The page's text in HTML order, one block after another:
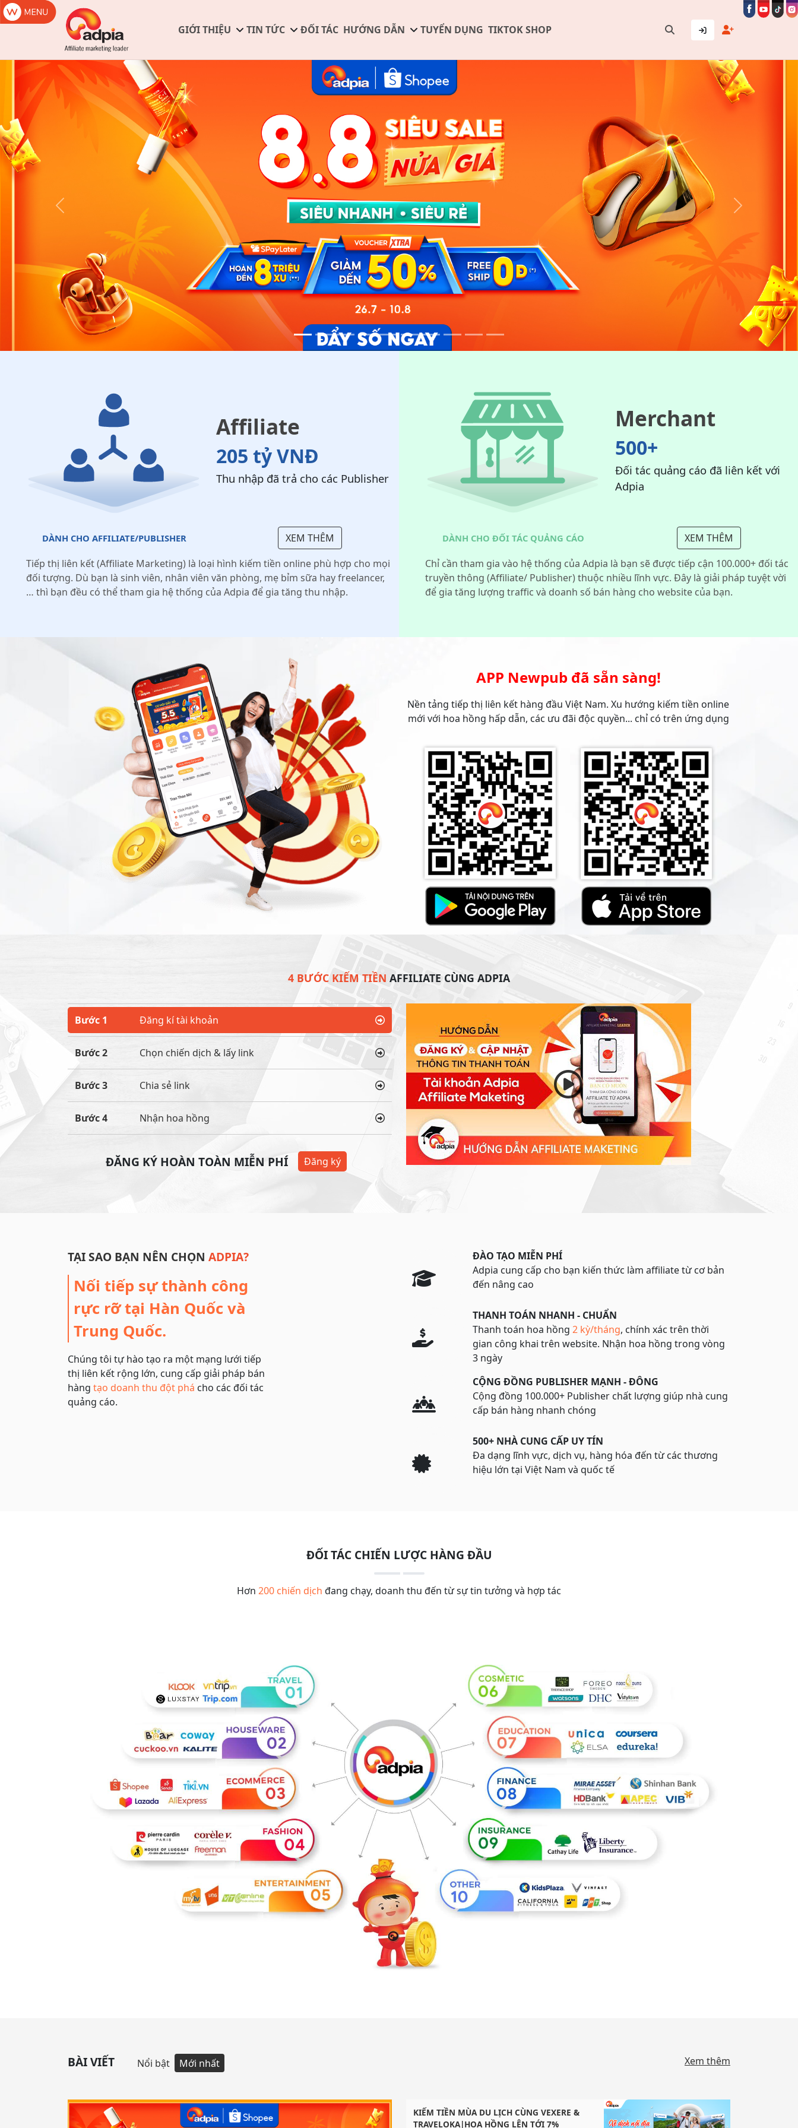
GIỚI THIỆU TIN TỨC ĐỐI TÁC HƯỚNG DẪN TUYỂN DỤNG TIKTOK SHOP
Previous Next
Affiliate
205 tỷ VNĐ
Thu nhập đã trả cho các Publisher
DÀNH CHO AFFILIATE/PUBLISHER
XEM THÊM
Tiếp thị liên kết (Affiliate Marketing) là loại hình kiếm tiền online phù hợp cho mọi
đối tượng. Dù bạn là sinh viên, nhân viên văn phòng, mẹ bỉm sữa hay freelancer,
… thì bạn đều có thể tham gia hệ thống của Adpia để gia tăng thu nhập.
Merchant
500+
Đối tác quảng cáo đã liên kết với
Adpia
DÀNH CHO ĐỐI TÁC QUẢNG CÁO
XEM THÊM
Chỉ cần tham gia vào hệ thống của Adpia là bạn sẽ được tiếp cận 100.000+ đối tác
truyền thông (Affiliate/ Publisher) thuộc nhiều lĩnh vực. Đây là giải pháp tuyệt vời
để gia tăng lượng traffic và doanh số bán hàng cho website của bạn.
APP Newpub đã sẵn sàng!
Nền tảng tiếp thị liên kết hàng đầu Việt Nam. Xu hướng kiếm tiền online
mới với hoa hồng hấp dẫn, các ưu đãi độc quyền... chỉ có trên ứng dụng
4 BƯỚC KIẾM TIỀN AFFILIATE CÙNG ADPIA
Bước 1 Đăng kí tài khoản
Bước 2 Chọn chiến dịch & lấy link
Bước 3 Chia sẻ link
Bước 4 Nhận hoa hồng
ĐĂNG KÝ HOÀN TOÀN MIỄN PHÍ Đăng ký
TẠI SAO BẠN NÊN CHỌN ADPIA?
Nối tiếp sự thành công
rực rỡ tại Hàn Quốc và
Trung Quốc.
Chúng tôi tự hào tạo ra một mạng lưới tiếp
thị liên kết rộng lớn, cung cấp giải pháp bán
hàng tạo doanh thu đột phá cho các đối tác
quảng cáo.
ĐÀO TẠO MIỄN PHÍ
Adpia cung cấp cho bạn kiến thức làm affiliate từ cơ bản
đến nâng cao
THANH TOÁN NHANH - CHUẨN
Thanh toán hoa hồng 2 kỳ/tháng, chính xác trên thời
gian công khai trên website. Nhận hoa hồng trong vòng
3 ngày
CỘNG ĐỒNG PUBLISHER MẠNH - ĐÔNG
Cộng đồng 100.000+ Publisher chất lượng giúp nhà cung
cấp bán hàng nhanh chóng
500+ NHÀ CUNG CẤP UY TÍN
Đa dạng lĩnh vực, dịch vụ, hàng hóa đến từ các thương
hiệu lớn tại Việt Nam và quốc tế
ĐỐI TÁC CHIẾN LƯỢC HÀNG ĐẦU
Hơn 200 chiến dịch đang chạy, doanh thu đến từ sự tin tưởng và hợp tác
BÀI VIẾT Nổi bật Mới nhất Xem thêm
KIẾM TIỀN MÙA DU LỊCH CÙNG VEXERE &
TRAVELOKA|HOA HỒNG LÊN TỚI 7%